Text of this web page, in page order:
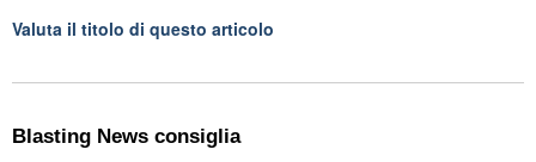
Valuta il titolo di questo articolo
Blasting News consiglia